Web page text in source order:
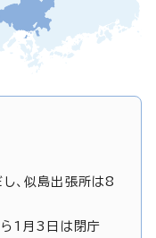
、似島出張所は8
1月3日は閉庁